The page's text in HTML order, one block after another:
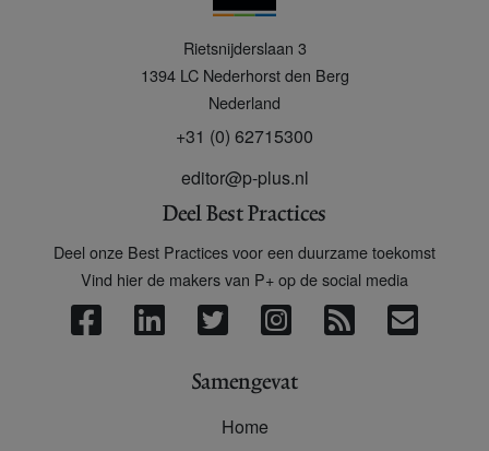
Rietsnijderslaan 3
1394 LC Nederhorst den Berg
Nederland
+31 (0) 62715300
editor@p-plus.nl
Deel Best Practices
Deel onze Best Practices voor een duurzame toekomst
Vind hier de makers van P+ op de social media
Samengevat
Home